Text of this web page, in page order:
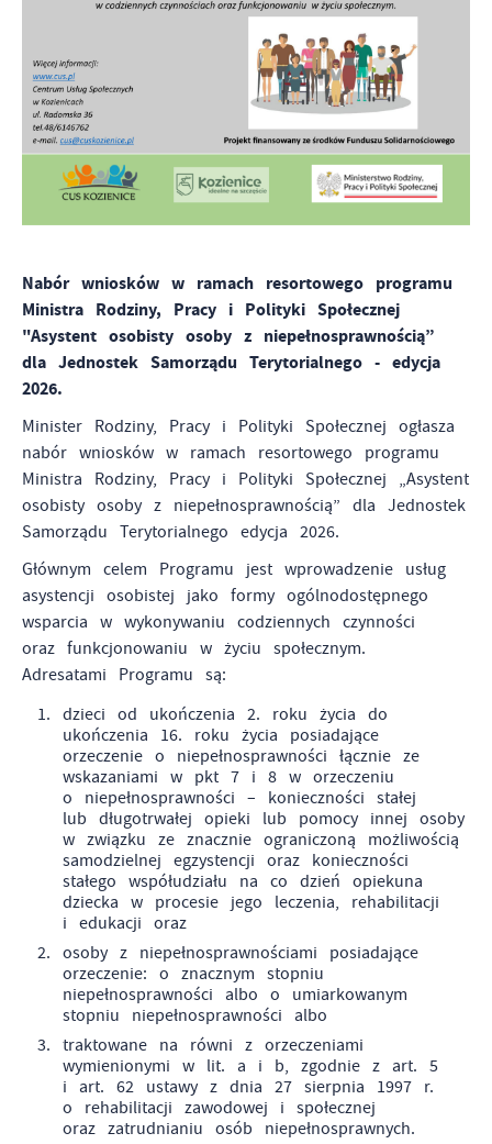
Nabór wniosków w ramach resortowego programu
Ministra Rodziny, Pracy i Polityki Społecznej
"Asystent osobisty osoby z niepełnosprawnością”
dla Jednostek Samorządu Terytorialnego - edycja
2026.
Minister Rodziny, Pracy i Polityki Społecznej ogłasza
nabór wniosków w ramach resortowego programu
Ministra Rodziny, Pracy i Polityki Społecznej „Asystent
osobisty osoby z niepełnosprawnością” dla Jednostek
Samorządu Terytorialnego edycja 2026.
Głównym celem Programu jest wprowadzenie usług
asystencji osobistej jako formy ogólnodostępnego
wsparcia w wykonywaniu codziennych czynności
oraz funkcjonowaniu w życiu społecznym.
Adresatami Programu są:
dzieci od ukończenia 2. roku życia do
ukończenia 16. roku życia posiadające
orzeczenie o niepełnosprawności łącznie ze
wskazaniami w pkt 7 i 8 w orzeczeniu
o niepełnosprawności – konieczności stałej
lub długotrwałej opieki lub pomocy innej osoby
w związku ze znacznie ograniczoną możliwością
samodzielnej egzystencji oraz konieczności
stałego współudziału na co dzień opiekuna
dziecka w procesie jego leczenia, rehabilitacji
i edukacji oraz
osoby z niepełnosprawnościami posiadające
orzeczenie: o znacznym stopniu
niepełnosprawności albo o umiarkowanym
stopniu niepełnosprawności albo
traktowane na równi z orzeczeniami
wymienionymi w lit. a i b, zgodnie z art. 5
i art. 62 ustawy z dnia 27 sierpnia 1997 r.
o rehabilitacji zawodowej i społecznej
oraz zatrudnianiu osób niepełnosprawnych.
witryny internetowej. Treści promocyjne mogą pojawić się
na stronach podmiotów trzecich lub firm będących naszymi
partnerami oraz innych dostawców usług. Firmy te działają
w charakterze pośredników prezentujących nasze treści w
postaci wiadomości, ofert, komunikatów mediów
społecznościowych.